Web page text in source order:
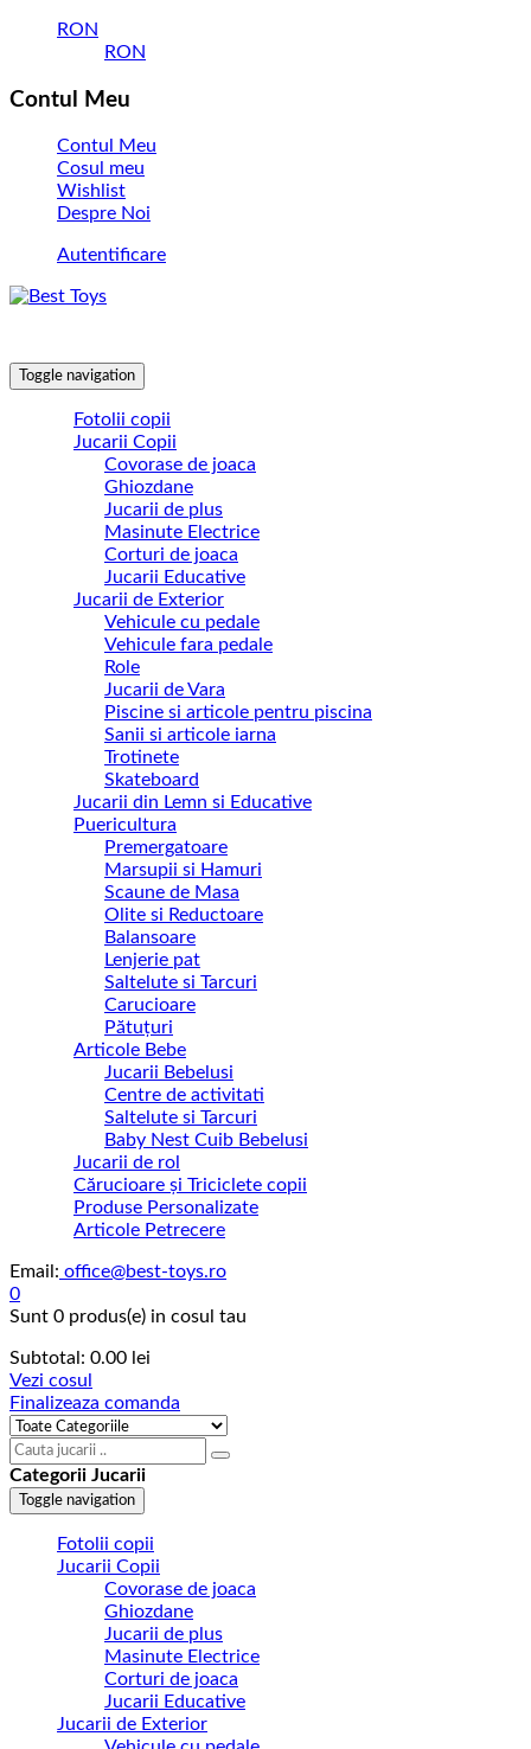
RON
RON
Contul Meu
Contul Meu
Cosul meu
Wishlist
Despre Noi
Autentificare
Toggle navigation
Fotolii copii
Jucarii Copii
Covorase de joaca
Ghiozdane
Jucarii de plus
Masinute Electrice
Corturi de joaca
Jucarii Educative
Jucarii de Exterior
Vehicule cu pedale
Vehicule fara pedale
Role
Jucarii de Vara
Piscine si articole pentru piscina
Sanii si articole iarna
Trotinete
Skateboard
Jucarii din Lemn si Educative
Puericultura
Premergatoare
Marsupii si Hamuri
Scaune de Masa
Olite si Reductoare
Balansoare
Lenjerie pat
Saltelute si Tarcuri
Carucioare
Pătuțuri
Articole Bebe
Jucarii Bebelusi
Centre de activitati
Saltelute si Tarcuri
Baby Nest Cuib Bebelusi
Jucarii de rol
Cărucioare și Triciclete copii
Produse Personalizate
Articole Petrecere
Email: office@best-toys.ro
0
Sunt 0 produs(e) in cosul tau
Subtotal: 0.00 lei
Vezi cosul
Finalizeaza comanda
Categorii Jucarii
Toggle navigation
Fotolii copii
Jucarii Copii
Covorase de joaca
Ghiozdane
Jucarii de plus
Masinute Electrice
Corturi de joaca
Jucarii Educative
Jucarii de Exterior